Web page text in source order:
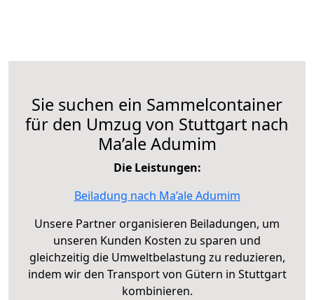
Sie suchen ein Sammelcontainer
für den Umzug von Stuttgart nach
Ma’ale Adumim
Die Leistungen:
Beiladung nach Ma’ale Adumim
Unsere Partner organisieren Beiladungen, um
unseren Kunden Kosten zu sparen und
gleichzeitig die Umweltbelastung zu reduzieren,
indem wir den Transport von Gütern in Stuttgart
kombinieren.